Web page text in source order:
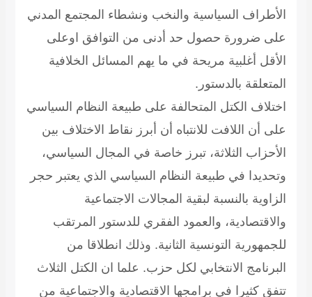
الأطراف السياسية والنخب ونشطاء المجتمع المدني
على ضرورة حصول حد أدنى من التوافق اوعلى
الأقل أغلبية مريحة في ما يهم المسائل الخلافية
المتعلقة بالدستور.
اختلاف الكتل المتحالفة على طبيعة النظام السياسي
على أن اللافت للانتباه أن أبرز نقاط الاختلاف بين
الأحزاب الثلاثة، تبرز خاصة في المجال السياسي،
وتحديدا في طبيعة النظام السياسي الذي يعتبر حجر
الزاوية بالنسبة لبقية المجالات الاجتماعية
والاقتصادية، والعمود الفقري للدستور المرتقب
للجمهورية التونسية الثانية. وذلك انطلاقا من
البرنامج الانتخابي لكل حزب. علما ان الكتل الثلاث
تتفق كثيرا في برامجها الاقتصادية والاجتماعية من